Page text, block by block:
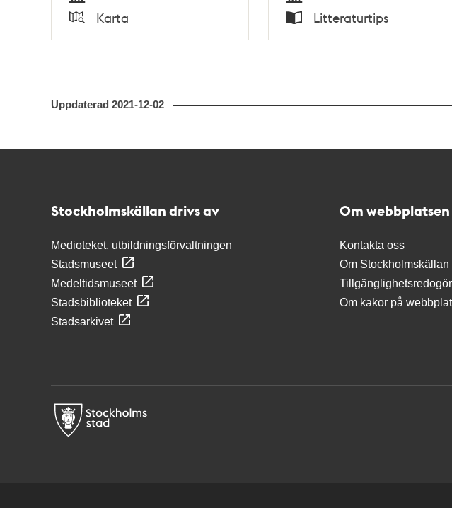
Tid
Typ
Karta Tid
Typ
Litteraturtips
Uppdaterad 2021-12-02
Stockholmskällan drivs av
Medioteket, utbildningsförvaltningen
Stadsmuseet
Medeltidsmuseet
Stadsbiblioteket
Stadsarkivet
Om webbplatsen
Kontakta oss
Om Stockholmskällan
Om kakor på